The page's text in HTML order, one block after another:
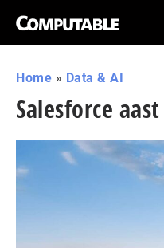
Home » Data & AI
Salesforce